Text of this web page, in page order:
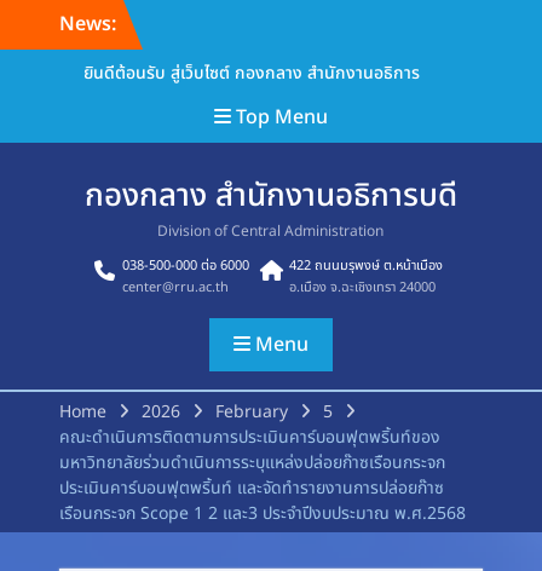
News:
ยินดีต้อนรับ สู่เว็บไซต์ กองกลาง สำนักงานอธิการ
Top Menu
กองกลาง สำนักงานอธิการบดี
Division of Central Administration
038-500-000 ต่อ 6000
center@rru.ac.th
422 ถนนมรุพงษ์ ต.หน้าเมือง
อ.เมือง จ.ฉะเชิงเทรา 24000
Menu
Home 2026 February
5
คณะดำเนินการติดตามการประเมินคาร์บอนฟุตพริ้นท์ของ
มหาวิทยาลัยร่วมดำเนินการระบุแหล่งปล่อยก๊าซเรือนกระจก
ประเมินคาร์บอนฟุตพริ้นท์ และจัดทำรายงานการปล่อยก๊าซ
เรือนกระจก Scope 1 2 และ3 ประจำปีงบประมาณ พ.ศ.2568